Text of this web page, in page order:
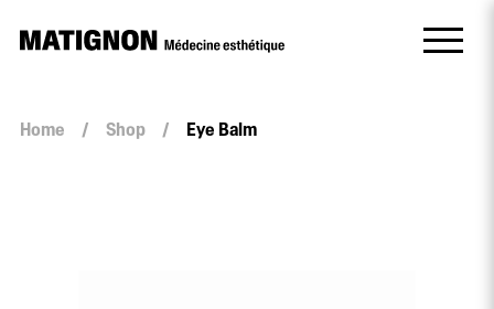
Home / Shop / Eye Balm